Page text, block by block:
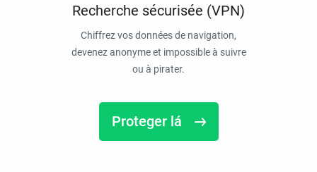
Recherche sécurisée (VPN)
Chiffrez vos données de navigation,
devenez anonyme et impossible à suivre
ou à pirater.
Proteger lá